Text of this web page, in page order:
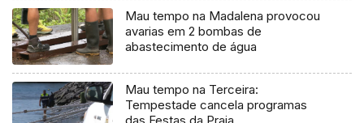
Mau tempo na Madalena provocou
avarias em 2 bombas de
abastecimento de água
Mau tempo na Terceira:
Tempestade cancela programas